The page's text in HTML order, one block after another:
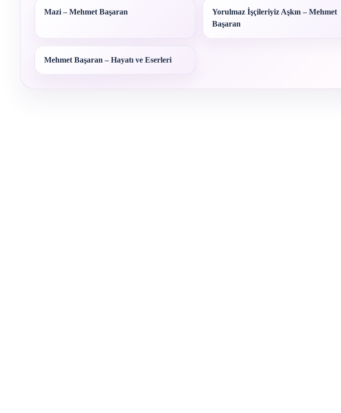
Mazi – Mehmet Başaran
Yorulmaz İşçileriyiz Aşkın – Mehmet
Başaran
Mehmet Başaran – Hayatı ve Eserleri